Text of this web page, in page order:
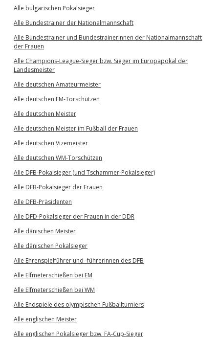
Alle bulgarischen Pokalsieger
Alle Bundestrainer der Nationalmannschaft
Alle Bundestrainer und Bundestrainerinnen der Nationalmannschaft
der Frauen
Alle Champions-League-Sieger bzw. Sieger im Europapokal der
Landesmeister
Alle deutschen Amateurmeister
Alle deutschen EM-Torschützen
Alle deutschen Meister
Alle deutschen Meister im Fußball der Frauen
Alle deutschen Vizemeister
Alle deutschen WM-Torschützen
Alle DFB-Pokalsieger (und Tschammer-Pokalsieger)
Alle DFB-Pokalsieger der Frauen
Alle DFB-Präsidenten
Alle DFD-Pokalsieger der Frauen in der DDR
Alle dänischen Meister
Alle dänischen Pokalsieger
Alle Ehrenspielführer und -führerinnen des DFB
Alle Elfmeterschießen bei EM
Alle Elfmeterschießen bei WM
Alle Endspiele des olympischen Fußballturniers
Alle englischen Meister
Alle englischen Pokalsieger bzw. FA-Cup-Sieger